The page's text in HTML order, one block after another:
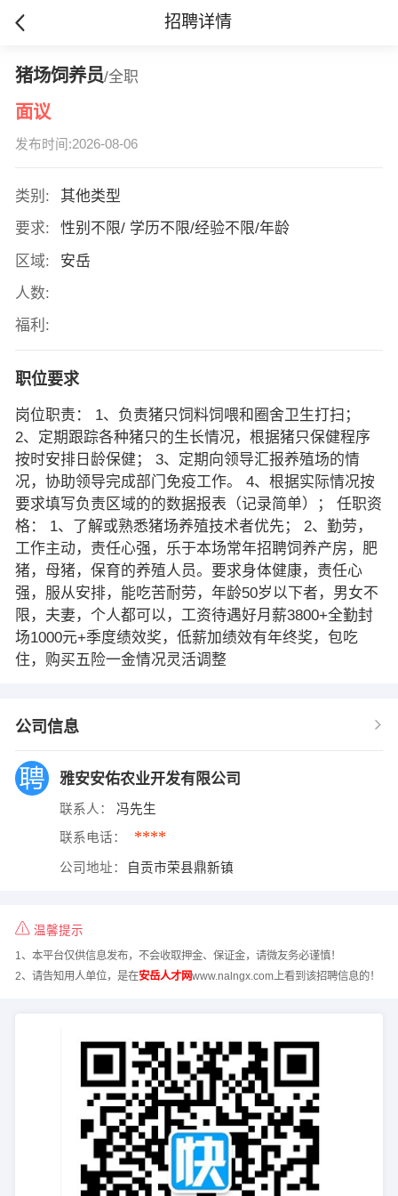
招聘详情
猪场饲养员/全职
面议
发布时间:2026-08-06
类别:
其他类型
要求:
性别不限/ 学历不限/经验不限/年龄
区域:
安岳
人数:
福利:
职位要求
岗位职责： 1、负责猪只饲料饲喂和圈舍卫生打扫；
2、定期跟踪各种猪只的生长情况，根据猪只保健程序
按时安排日龄保健； 3、定期向领导汇报养殖场的情
况，协助领导完成部门免疫工作。 4、根据实际情况按
要求填写负责区域的的数据报表（记录简单）； 任职资
格： 1、了解或熟悉猪场养殖技术者优先； 2、勤劳，
工作主动，责任心强，乐于本场常年招聘饲养产房，肥
猪，母猪，保育的养殖人员。要求身体健康，责任心
强，服从安排，能吃苦耐劳，年龄50岁以下者，男女不
限，夫妻，个人都可以，工资待遇好月薪3800+全勤封
场1000元+季度绩效奖，低薪加绩效有年终奖，包吃
住，购买五险一金情况灵活调整
公司信息
雅安安佑农业开发有限公司
联系人： 冯先生
联系电话： ****
公司地址： 自贡市荣县鼎新镇
温馨提示
1、本平台仅供信息发布，不会收取押金、保证金，请微友务必谨慎！
2、请告知用人单位，是在安岳人才网www.nalngx.com上看到该招聘信息的！